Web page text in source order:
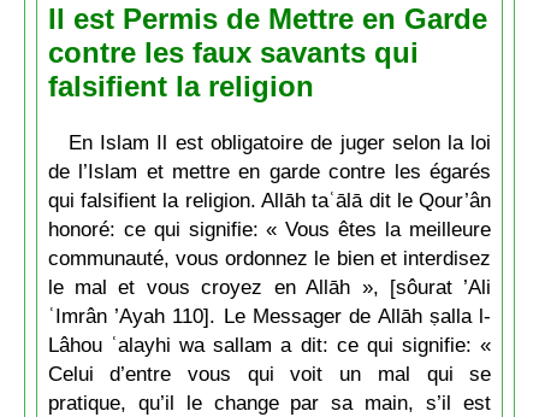
Il est Permis de Mettre en Garde
contre les faux savants qui
falsifient la religion
En Islam Il est obligatoire de juger selon la loi
de l’Islam et mettre en garde contre les égarés
qui falsifient la religion. Allāh taʿālā dit le Qour’ân
honoré: ce qui signifie: « Vous êtes la meilleure
communauté, vous ordonnez le bien et interdisez
le mal et vous croyez en Allāh », [sôurat ’Ali
ʿImrân ’Ayah 110]. Le Messager de Allāh ṣalla l-
Lâhou ʿalayhi wa sallam a dit: ce qui signifie: «
Celui d’entre vous qui voit un mal qui se
pratique, qu’il le change par sa main, s’il est